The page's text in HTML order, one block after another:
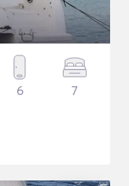
6 7